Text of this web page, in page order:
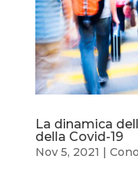
La dinamica
della Covid-19
Nov 5, 2021 |